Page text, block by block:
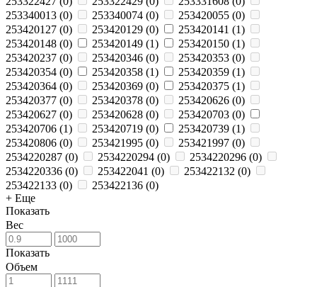
253340013 (0) 253340074 (0) 253420055 (0)
253420127 (0) 253420129 (0) 253420141 (1)
253420148 (0) 253420149 (1) 253420150 (1)
253420237 (0) 253420346 (0) 253420353 (0)
253420354 (0) 253420358 (1) 253420359 (1)
253420364 (0) 253420369 (0) 253420375 (1)
253420377 (0) 253420378 (0) 253420626 (0)
253420627 (0) 253420628 (0) 253420703 (0)
253420706 (1) 253420719 (0) 253420739 (1)
253420806 (0) 253421995 (0) 253421997 (0)
2534220287 (0) 2534220294 (0) 2534220296 (0)
2534220336 (0) 253422041 (0) 253422132 (0)
253422133 (0) 253422136 (0)
+ Еще
Показать
Вес
Показать
Объем